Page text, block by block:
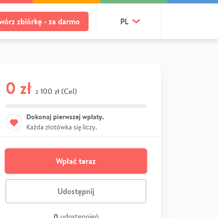
zbiórkę - za darmo PL
0 zł z 100 zł (Cel)
Dokonaj pierwszej wpłaty.
Każda złotówka się liczy.
Wpłać teraz
Udostępnij